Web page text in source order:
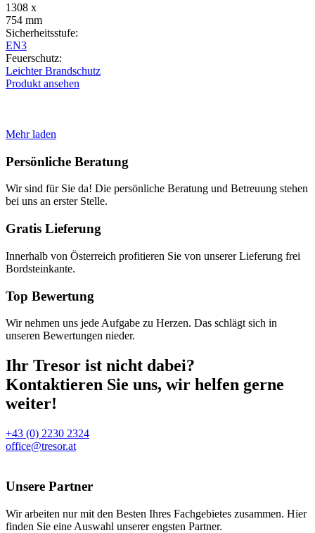
1308 x
754 mm
Sicherheitsstufe:
EN3
Feuerschutz:
Leichter Brandschutz
Produkt ansehen
Mehr laden
Persönliche Beratung
Wir sind für Sie da! Die persönliche Beratung und Betreuung stehen
bei uns an erster Stelle.
Gratis Lieferung
Innerhalb von Österreich profitieren Sie von unserer Lieferung frei
Bordsteinkante.
Top Bewertung
Wir nehmen uns jede Aufgabe zu Herzen. Das schlägt sich in
unseren Bewertungen nieder.
Ihr Tresor ist nicht dabei?
Kontaktieren Sie uns, wir helfen gerne
weiter!
+43 (0) 2230 2324
office@tresor.at
Unsere Partner
Wir arbeiten nur mit den Besten Ihres Fachgebietes zusammen. Hier
finden Sie eine Auswahl unserer engsten Partner.